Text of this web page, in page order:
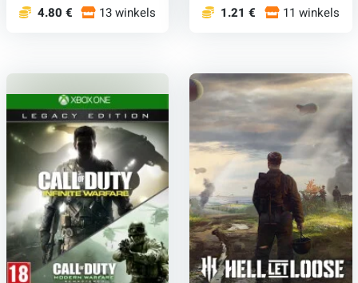
4.80 € 13 winkels 1.21 € 11 winkels